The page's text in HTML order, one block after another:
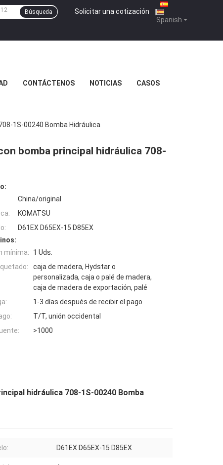
Spanish
Solicitar una cotización |
Búsqueda
CONTÁCTENOS NOTICIAS CASOS
1S-00240 Bomba Hidráulica
bomba principal hidráulica 708-
China/original
KOMATSU
D61EX D65EX-15 D85EX
mínima:
1 Uds.
caja de madera, Hydstar o
personalizada, caja o palé de madera,
caja de madera de exportación, palé
1-3 días después de recibir el pago
T/T, unión occidental
>1000
hidráulica 708-1S-00240 Bomba
D61EX D65EX-15 D85EX